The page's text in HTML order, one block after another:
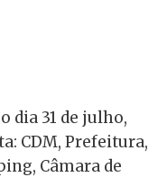
dia 31 de julho,
CDM, Prefeitura,
Câmara de